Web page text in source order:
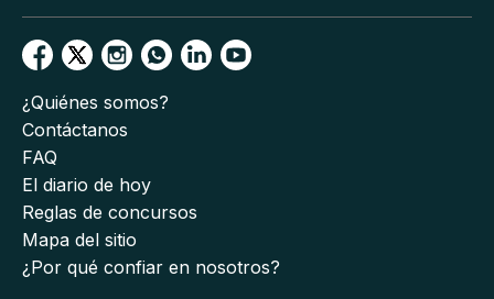
¿Quiénes somos?
Contáctanos
FAQ
El diario de hoy
Reglas de concursos
Mapa del sitio
¿Por qué confiar en nosotros?